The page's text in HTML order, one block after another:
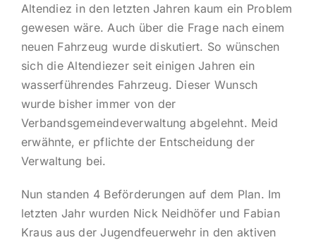
Altendiez in den letzten Jahren kaum ein Problem
gewesen wäre. Auch über die Frage nach einem
neuen Fahrzeug wurde diskutiert. So wünschen
sich die Altendiezer seit einigen Jahren ein
wasserführendes Fahrzeug. Dieser Wunsch
wurde bisher immer von der
Verbandsgemeindeverwaltung abgelehnt. Meid
erwähnte, er pflichte der Entscheidung der
Verwaltung bei.
Nun standen 4 Beförderungen auf dem Plan. Im
letzten Jahr wurden Nick Neidhöfer und Fabian
Kraus aus der Jugendfeuerwehr in den aktiven